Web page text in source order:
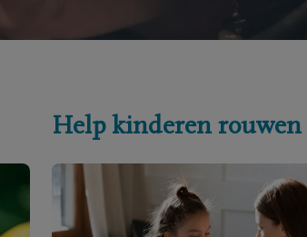
Help kinderen rouwen